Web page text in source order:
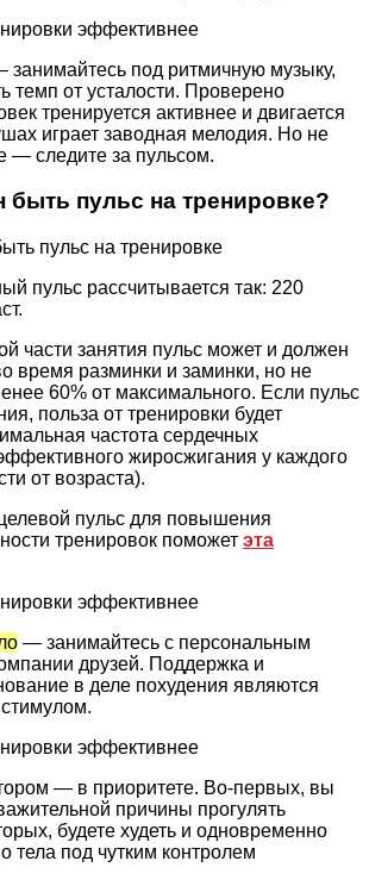
занимайтесь под ритмичную музыку,
темп от усталости. Проверено
тренируется активнее и двигается
играет заводная мелодия. Но не
— следите за пульсом.
быть пульс на тренировке?
пульс рассчитывается так: 220
части занятия пульс может и должен
время разминки и заминки, но не
60% от максимального. Если пульс
польза от тренировки будет
частота сердечных
жиросжигания у каждого
от возраста).
пульс для повышения
тренировок поможет эта
— занимайтесь с персональным
друзей. Поддержка и
в деле похудения являются
— в приоритете. Во-первых, вы
причины прогулять
будете худеть и одновременно
тела под чутким контролем